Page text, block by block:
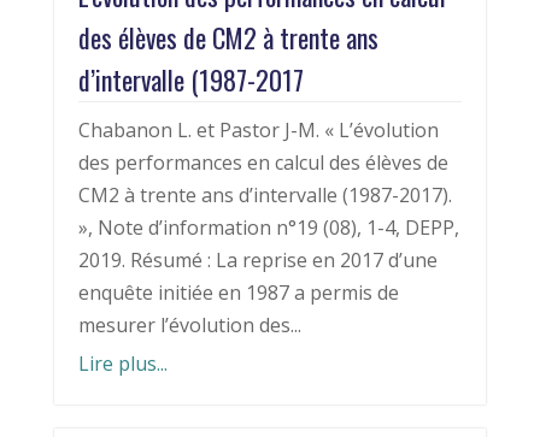
des élèves de CM2 à trente ans
d’intervalle (1987-2017
Chabanon L. et Pastor J-M. « L’évolution
des performances en calcul des élèves de
CM2 à trente ans d’intervalle (1987-2017).
», Note d’information n°19 (08), 1-4, DEPP,
2019. Résumé : La reprise en 2017 d’une
enquête initiée en 1987 a permis de
mesurer l’évolution des...
Lire plus...